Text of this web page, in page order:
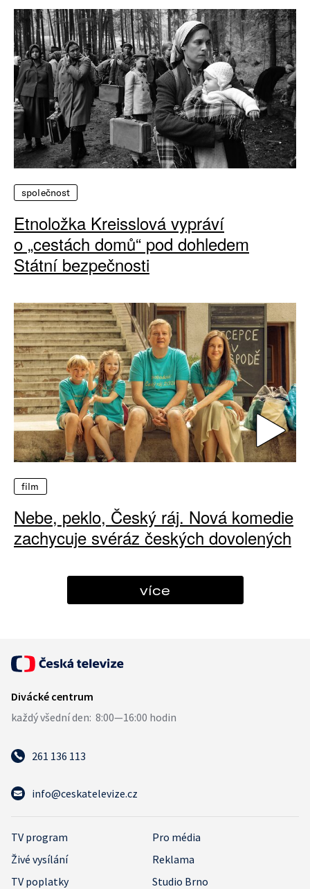
společnost
Etnoložka Kreisslová vypráví
o „cestách domů“ pod dohledem
Státní bezpečnosti
film
Nebe, peklo, Český ráj. Nová komedie
zachycuje svéráz českých dovolených
více
261 136 113
info@ceskatelevize.cz
TV program
Pro média
Živé vysílání
Reklama
TV poplatky
Studio Brno